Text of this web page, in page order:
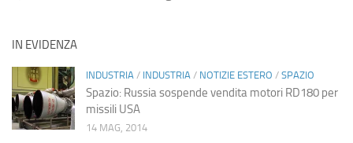
IN EVIDENZA
INDUSTRIA / INDUSTRIA / NOTIZIE ESTERO / SPAZIO
Spazio: Russia sospende vendita motori RD180 per
missili USA
14 MAG, 2014